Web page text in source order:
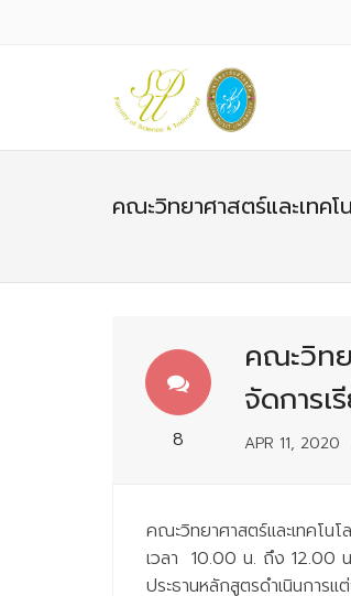
คณะวิทยาศาสตร์และเทค
คณะวิท
จัดการ
APR 11, 2020
8
คณะวิทยาศาสตร์และเทคโน
เวลา 10.00 น. ถึง 12.00
ประธานหลักสูตรดำเนินการ